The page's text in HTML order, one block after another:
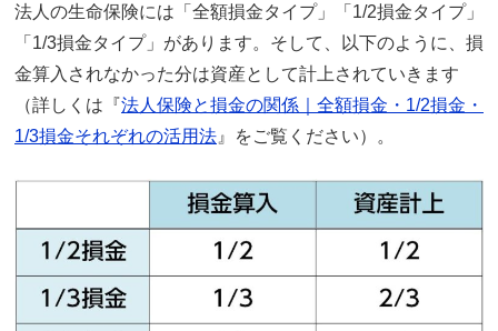
法人の生命保険には「全額損金タイプ」「1/2損金タイプ」
「1/3損金タイプ」があります。そして、以下のように、損
金算入されなかった分は資産として計上されていきます
（詳しくは『法人保険と損金の関係｜全額損金・1/2損金・
1/3損金それぞれの活用法 』をご覧ください）。